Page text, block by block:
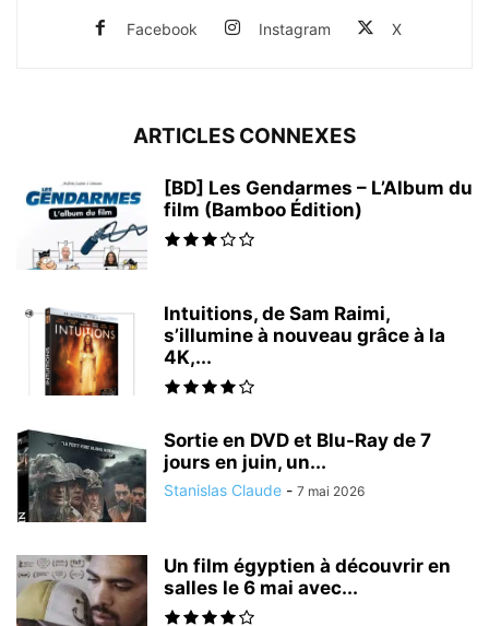
Facebook Instagram X
ARTICLES CONNEXES
[BD] Les Gendarmes – L’Album du
film (Bamboo Édition)
Intuitions, de Sam Raimi,
s’illumine à nouveau grâce à la
4K,...
Sortie en DVD et Blu-Ray de 7
jours en juin, un...
Stanislas Claude - 7 mai 2026
Un film égyptien à découvrir en
salles le 6 mai avec...